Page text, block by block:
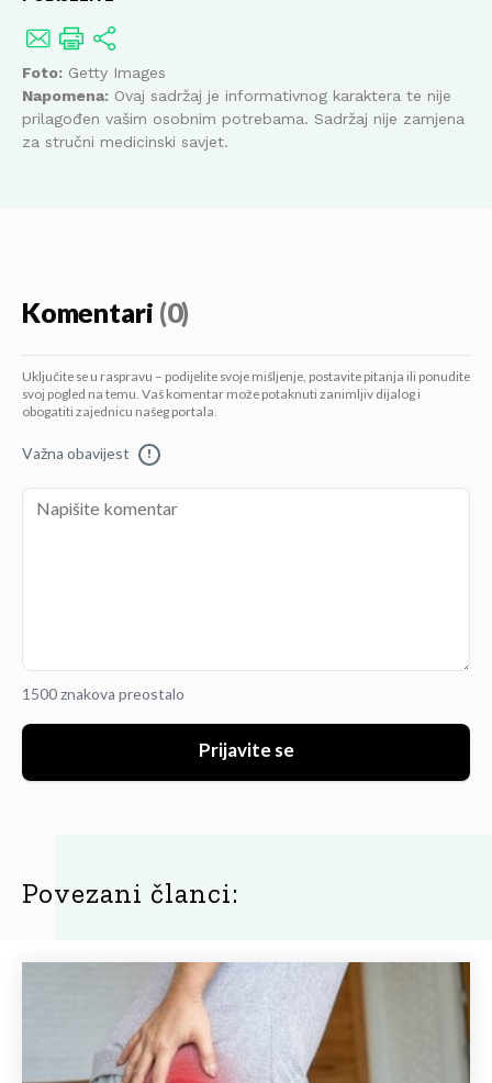
Foto: Getty Images
Napomena: Ovaj sadržaj je informativnog karaktera te nije
prilagođen vašim osobnim potrebama. Sadržaj nije zamjena
za stručni medicinski savjet.
Komentari (0)
Uključite se u raspravu – podijelite svoje mišljenje, postavite pitanja ili ponudite
svoj pogled na temu. Vaš komentar može potaknuti zanimljiv dijalog i
obogatiti zajednicu našeg portala.
Važna obavijest !
1500 znakova preostalo
Prijavite se
Povezani članci: